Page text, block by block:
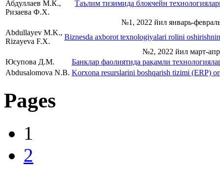
Абдуллаев М.К.,
Ризаева Ф.Х.
Таълим тизимида блокчейн
№1, 2022 йил январь-
Abdullayev M.K.,
Rizayeva F.X.
Biznesda axborot texnologiyalari rolini
№2, 2022 йил март-
Юсупова Д.М.
Банклар фаолиятида рақамли
Abdusalomova N.B. Korxona resurslarini boshqarish tizimi (ERP)
Pages
1
2